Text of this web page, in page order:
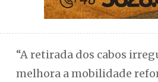
“A retirada dos cabos
melhora a mobilidade